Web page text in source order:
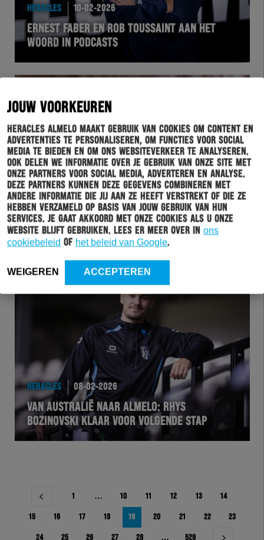
JOUW VOORKEUREN
Heracles Almelo maakt gebruik van cookies om content en
advertenties te personaliseren, om functies voor social
media te bieden en om ons websiteverkeer te analyseren.
Ook delen we informatie over je gebruik van onze site met
onze partners voor social media, adverteren en analyse.
Deze partners kunnen deze gegevens combineren met
andere informatie die jij aan ze heeft verstrekt of die ze
hebben verzameld op basis van jouw gebruik van hun
services. Je gaat akkoord met onze cookies als u onze
website blijft gebruiken. Lees er meer over in ons
cookiebeleid of het beleid van Google.
WEIGEREN ACCEPTEREN
HERACLES 10-02-2026
ERNEST FABER EN ROB TOUSSAINT AAN HET
WOORD IN PODCASTS
WEDSTRIJD 09-02-2026
KULENOVIC SCHIET HERACLES ALMELO IN
OEFENDUEL LANGS ROT-WEISS ESSEN
HERACLES 08-02-2026
VAN AUSTRALIË NAAR ALMELO: RHYS
BOZINOVSKI KLAAR VOOR VOLGENDE STAP
Berichtnavigatie
1 … 10 11 12 13 14
15 16 17 18 19 20 21 22 23
24 25 26 27 28 … 529